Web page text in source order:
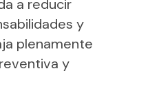
a reducir
y
plenamente
y